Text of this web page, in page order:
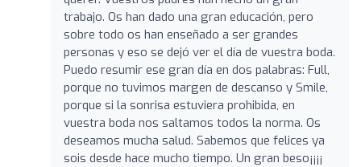
trabajo. Os han dado una gran educación, pero
sobre todo os han enseñado a ser grandes
personas y eso se dejó ver el día de vuestra boda.
Puedo resumir ese gran día en dos palabras: Full,
porque no tuvimos margen de descanso y Smile,
porque si la sonrisa estuviera prohibida, en
vuestra boda nos saltamos todos la norma. Os
deseamos mucha salud. Sabemos que felices ya
sois desde hace mucho tiempo. Un gran beso¡¡¡¡